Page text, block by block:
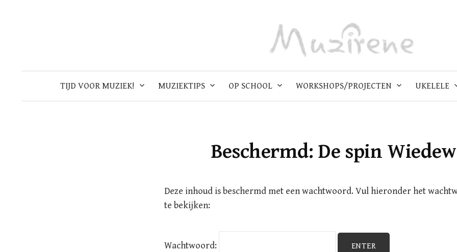
TIJD VOOR MUZIEK! MUZIEKTIPS OP SCHOOL WORKSHOPS/PROJECTEN UKELELE
Beschermd: De spin
Deze inhoud is beschermd met een wachtwoord. Vul hieronder het
te bekijken:
Wachtwoord: